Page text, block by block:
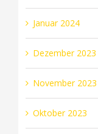
Januar 2024
Dezember 2023
November 2023
Oktober 2023